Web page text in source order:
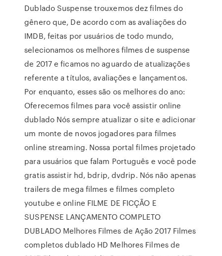
Dublado Suspense trouxemos dez filmes do
gênero que, De acordo com as avaliações do
IMDB, feitas por usuários de todo mundo,
selecionamos os melhores filmes de suspense
de 2017 e ficamos no aguardo de atualizações
referente a títulos, avaliações e lançamentos.
Por enquanto, esses são os melhores do ano:
Oferecemos filmes para você assistir online
dublado Nós sempre atualizar o site e adicionar
um monte de novos jogadores para filmes
online streaming. Nossa portal filmes projetado
para usuários que falam Português e você pode
gratis assistir hd, bdrip, dvdrip. Nós não apenas
trailers de mega filmes e filmes completo
youtube e online FILME DE FICÇÃO E
SUSPENSE LANÇAMENTO COMPLETO
DUBLADO Melhores Filmes de Ação 2017 Filmes
completos dublado HD Melhores Filmes de